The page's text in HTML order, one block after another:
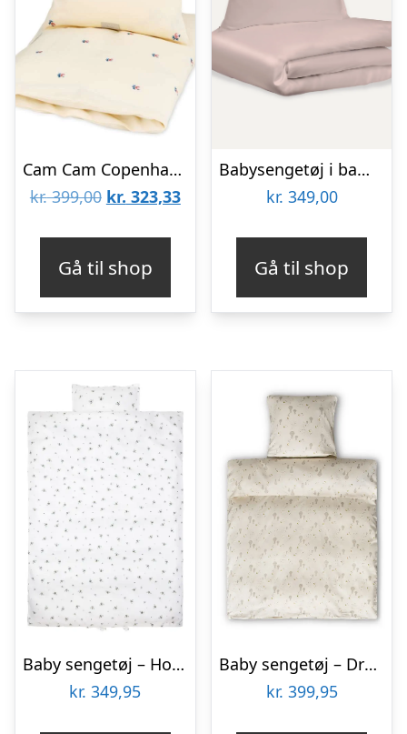
Cam Cam Copenhagen Sengetøj – Baby – Broderet – GOTS – Berries
kr.399,00 Den
kr. 399,00.
kr. 323,33Den
kr. 323,33.
Gå til shop
Babysengetøj i bambus | Nude blush | 70×100
kr. 349,00
Gå til shop
Baby sengetøj – Honey Bee Happy
kr. 349,95
Baby sengetøj – Dreamily
kr. 399,95